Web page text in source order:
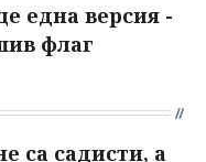
една версия -
флаг
са садисти, а